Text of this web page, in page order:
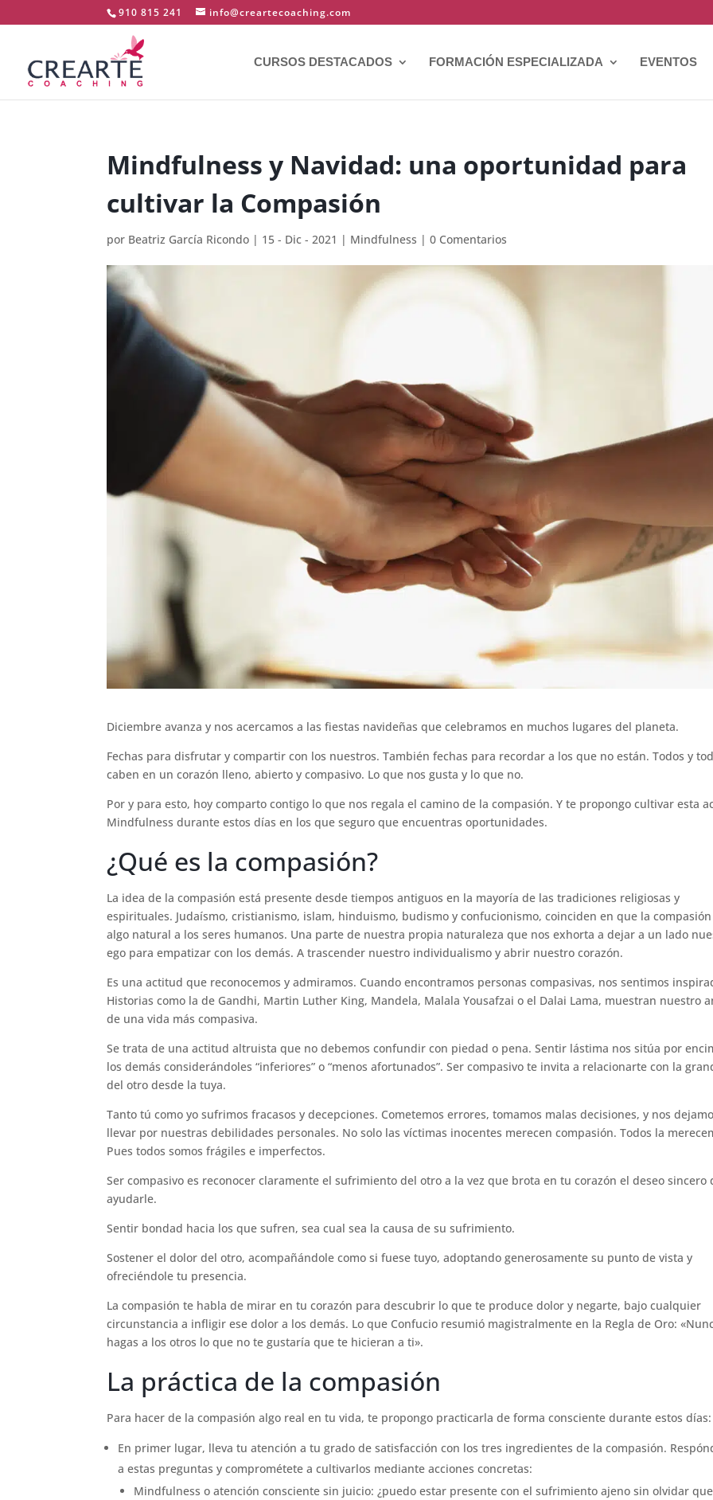
910 815 241 info@creartecoaching.com
CURSOS DESTACADOS FORMACIÓN ESPECIALIZADA EVENTOS
Mindfulness y Navidad: una oportunidad para
cultivar la Compasión
por Beatriz García Ricondo | 15 - Dic - 2021 | Mindfulness |0 Comentarios
Diciembre avanza y nos acercamos a las fiestas navideñas que celebramos en muchos lugares del planeta.
Fechas para disfrutar y compartir con los nuestros. También fechas para recordar a los que no están. Todos y
caben en un corazón lleno, abierto y compasivo. Lo que nos gusta y lo que no.
Por y para esto, hoy comparto contigo lo que nos regala el camino de la compasión. Y te propongo cultivar esta
Mindfulness durante estos días en los que seguro que encuentras oportunidades.
¿Qué es la compasión?
La idea de la compasión está presente desde tiempos antiguos en la mayoría de las tradiciones religiosas y
espirituales. Judaísmo, cristianismo, islam, hinduismo, budismo y confucionismo, coinciden en que la
algo natural a los seres humanos. Una parte de nuestra propia naturaleza que nos exhorta a dejar a un lado
ego para empatizar con los demás. A trascender nuestro individualismo y abrir nuestro corazón.
Es una actitud que reconocemos y admiramos. Cuando encontramos personas compasivas, nos sentimos
Historias como la de Gandhi, Martin Luther King, Mandela, Malala Yousafzai o el Dalai Lama, muestran nuestro
de una vida más compasiva.
Se trata de una actitud altruista que no debemos confundir con piedad o pena. Sentir lástima nos sitúa por
los demás considerándoles “inferiores” o “menos afortunados”. Ser compasivo te invita a relacionarte con la
del otro desde la tuya.
Tanto tú como yo sufrimos fracasos y decepciones. Cometemos errores, tomamos malas decisiones, y nos
llevar por nuestras debilidades personales. No solo las víctimas inocentes merecen compasión. Todos la
Pues todos somos frágiles e imperfectos.
Ser compasivo es reconocer claramente el sufrimiento del otro a la vez que brota en tu corazón el deseo sincero
ayudarle.
Sentir bondad hacia los que sufren, sea cual sea la causa de su sufrimiento.
Sostener el dolor del otro, acompañándole como si fuese tuyo, adoptando generosamente su punto de vista y
ofreciéndole tu presencia.
La compasión te habla de mirar en tu corazón para descubrir lo que te produce dolor y negarte, bajo cualquier
circunstancia a infligir ese dolor a los demás. Lo que Confucio resumió magistralmente en la Regla de Oro:
hagas a los otros lo que no te gustaría que te hicieran a ti».
La práctica de la compasión
Para hacer de la compasión algo real en tu vida, te propongo practicarla de forma consciente durante estos días:
En primer lugar, lleva tu atención a tu grado de satisfacción con los tres ingredientes de la compasión.
a estas preguntas y comprométete a cultivarlos mediante acciones concretas:
Mindfulness o atención consciente sin juicio: ¿puedo estar presente con el sufrimiento ajeno sin olvidar